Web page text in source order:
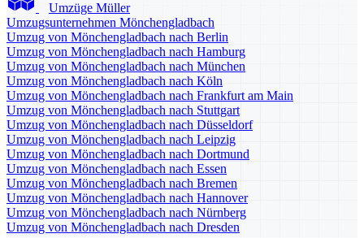
Umzüge Müller
Umzugsunternehmen Mönchengladbach
Umzug von Mönchengladbach nach Berlin
Umzug von Mönchengladbach nach Hamburg
Umzug von Mönchengladbach nach München
Umzug von Mönchengladbach nach Köln
Umzug von Mönchengladbach nach Frankfurt am Main
Umzug von Mönchengladbach nach Stuttgart
Umzug von Mönchengladbach nach Düsseldorf
Umzug von Mönchengladbach nach Leipzig
Umzug von Mönchengladbach nach Dortmund
Umzug von Mönchengladbach nach Essen
Umzug von Mönchengladbach nach Bremen
Umzug von Mönchengladbach nach Hannover
Umzug von Mönchengladbach nach Nürnberg
Umzug von Mönchengladbach nach Dresden